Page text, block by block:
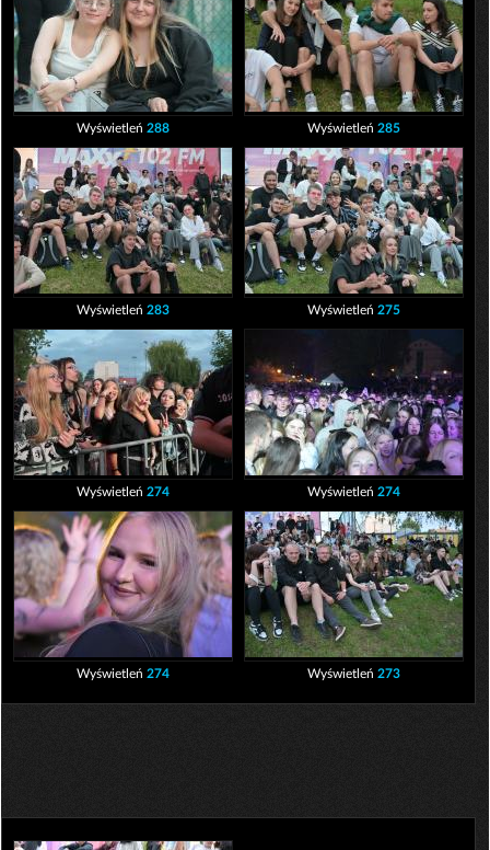
Wyświetleń 288 Wyświetleń 285
Wyświetleń 283 Wyświetleń 275
Wyświetleń 274 Wyświetleń 274
Wyświetleń 274 Wyświetleń 273